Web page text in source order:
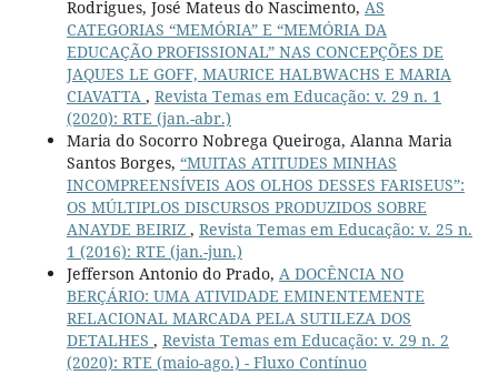
Rodrigues, José Mateus do Nascimento, AS
CATEGORIAS “MEMÓRIA” E “MEMÓRIA DA
EDUCAÇÃO PROFISSIONAL” NAS CONCEPÇÕES DE
JAQUES LE GOFF, MAURICE HALBWACHS E MARIA
CIAVATTA , Revista Temas em Educação: v. 29 n. 1
(2020): RTE (jan.-abr.)
Maria do Socorro Nobrega Queiroga, Alanna Maria
Santos Borges, “MUITAS ATITUDES MINHAS
INCOMPREENSÍVEIS AOS OLHOS DESSES FARISEUS”:
OS MÚLTIPLOS DISCURSOS PRODUZIDOS SOBRE
ANAYDE BEIRIZ , Revista Temas em Educação: v. 25 n.
1 (2016): RTE (jan.-jun.)
Jefferson Antonio do Prado, A DOCÊNCIA NO
BERÇÁRIO: UMA ATIVIDADE EMINENTEMENTE
RELACIONAL MARCADA PELA SUTILEZA DOS
DETALHES , Revista Temas em Educação: v. 29 n. 2
(2020): RTE (maio-ago.) - Fluxo Contínuo